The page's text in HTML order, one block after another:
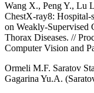
Wang X., Peng Y., Lu
ChestX-ray8: Hospital-
on Weakly-Supervised
Thorax Diseases. //
Computer Vision and
Ormeli M.F. Saratov
Gagarina Yu.A.